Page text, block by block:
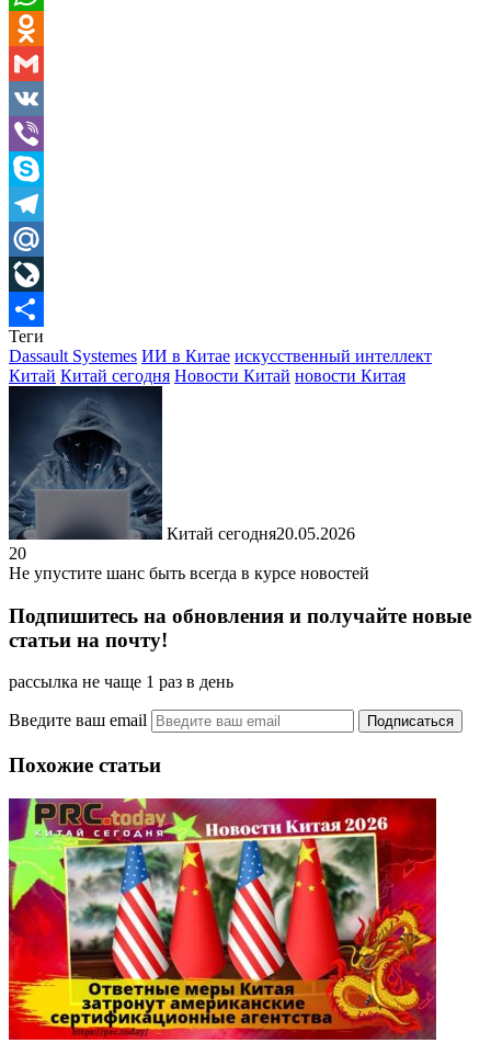
WhatsApp
Odnoklassniki
Gmail
VK
Viber
Skype
Telegram
Mail.Ru
LiveJournal
Отправить
Теги
Dassault Systemes ИИ в Китае искусственный интеллект
Китай Китай сегодня Новости Китай новости Китая
Китай сегодня20.05.2026
20
Не упустите шанс быть всегда в курсе новостей
Подпишитесь на обновления и получайте новые
статьи на почту!
рассылка не чаще 1 раз в день
Введите ваш email
Похожие статьи